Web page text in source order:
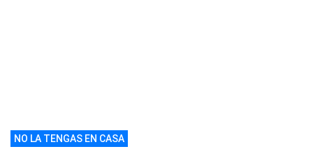
NO LA TENGAS EN CASA